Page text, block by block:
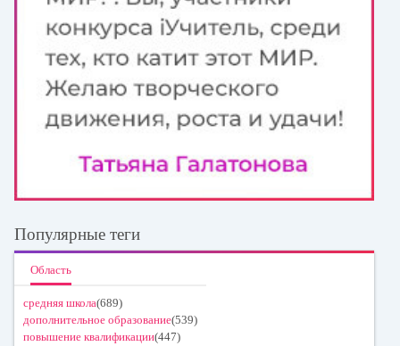
Популярные теги
Область
средняя школа(689)
дополнительное образование(539)
повышение квалификации(447)